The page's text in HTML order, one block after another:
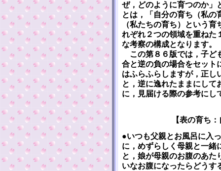
ぜ，どのように育つのか」
とは，「自分の育ち（私の
（私たちの育ち）という
れぞれ２つの領域を重ねた
な考察の構成となります。
この第８６版では，子ど
合と逆の負の場合をセット
はふらふらしますが，正し
と，逆に逸れたままにして
に，見届ける際の参考にし
【表の育ち
●いつも父親とお風呂に入
に，めずらしく母親と一緒
と，娘が母親のお腹のあた
いなお腹になったらどうす